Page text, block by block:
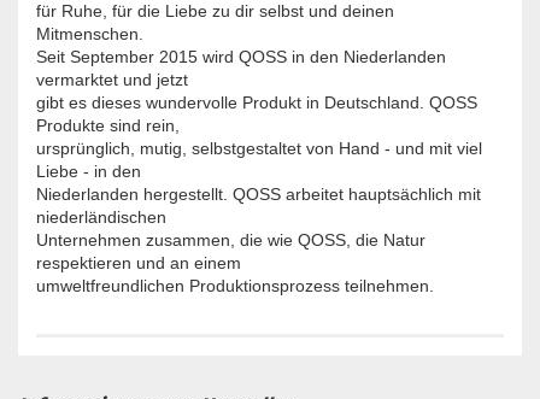
für Ruhe, für die Liebe zu dir selbst und deinen
Mitmenschen.
Seit September 2015 wird QOSS in den Niederlanden
vermarktet und jetzt
gibt es dieses wundervolle Produkt in Deutschland. QOSS
Produkte sind rein,
ursprünglich, mutig, selbstgestaltet von Hand - und mit viel
Liebe - in den
Niederlanden hergestellt. QOSS arbeitet hauptsächlich mit
niederländischen
Unternehmen zusammen, die wie QOSS, die Natur
respektieren und an einem
umweltfreundlichen Produktionsprozess teilnehmen.